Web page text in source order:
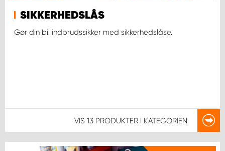
SIKKERHEDSLÅS
Gør din bil indbrudssikker med sikkerhedslåse.
VIS 13 PRODUKTER I KATEGORIEN